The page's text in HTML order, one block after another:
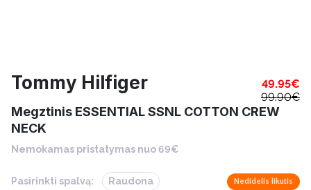
Tommy Hilfiger 49.95€
99.90€
Megztinis ESSENTIAL SSNL COTTON CREW
NECK
Nemokamas pristatymas nuo 69€
Pasirinkti spalvą: Raudona Nedidelis likutis